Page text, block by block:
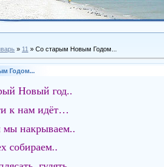
» 11 » Со старым Новым Годом...
Годом...
Новый год..
к нам идёт…
мы накрываем..
собираем..